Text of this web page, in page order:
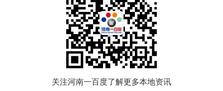
关注河南一百度了解更多本地资讯